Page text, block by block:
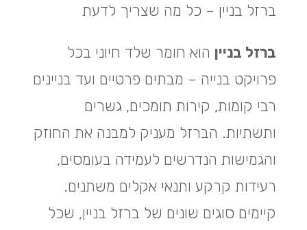
ברזל בניין – כל מה שצריך לדעת
ברזל בניין הוא חומר שלד חיוני בכל
פרויקט בנייה – מבתים פרטיים ועד בניינים
רבי קומות, קירות תומכים, גשרים
ותשתיות. הברזל מעניק למבנה את החוזק
והגמישות הנדרשים לעמידה בעומסים,
רעידות קרקע ותנאי אקלים משתנים.
קיימים סוגים שונים של ברזל בניין, שכל